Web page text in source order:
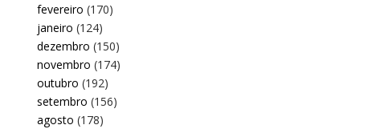
fevereiro (170)
janeiro (124)
dezembro (150)
novembro (174)
outubro (192)
setembro (156)
agosto (178)